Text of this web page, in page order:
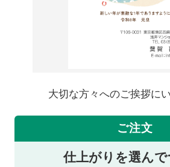
大切な方々へのご挨拶に
ご注文
仕上がりを選んで